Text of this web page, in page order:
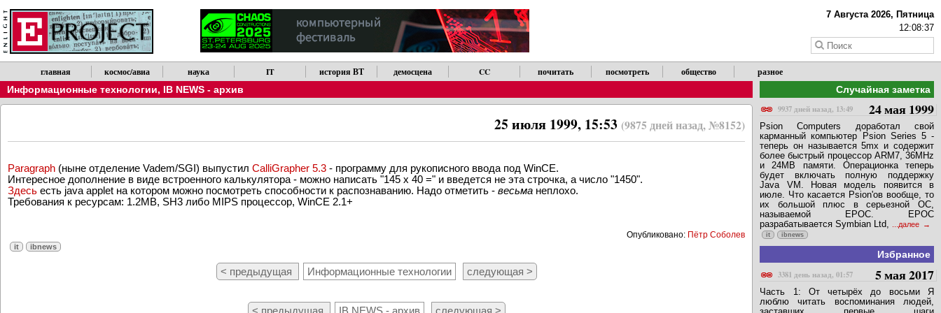
Обратите внимание, что новости можно получать по RSS.
7 Августа 2026, Пятница
12:08:38
главная космос/авиа наука IT история ВТ демосцена CC почитать посмотреть общество разное
Информационные технологии,IB NEWS - архив
25 июля 1999, 15:53 (9875 дней назад, №8152)
Paragraph(ныне отделение Vadem/SGI) выпустилCalliGrapher 5.3- программу для рукописного ввода под WinCE.
Интересное дополнение в виде встроенного калькулятора - можно написать "145 x 40 =" и введется не эта строчка, а число "1450".
Здесьесть java applet на котором можно посмотреть способности к распознаванию. Надо отметить -
Требования к ресурсам: 1.2MB, SH3 либо MIPS процессор, WinCE 2.1+
< предыдущая Информационные технологии следующая >
Случайная заметка
24 мая 1999
Psion Computers доработал свой
карманный компьютер Psion Series 5 -
теперь он называется 5mx и содержит
более быстрый процессор ARM7, 36MHz
и 24MB памяти. Операционка теперь
будет включать полную поддержку
Java VM. Новая модель появится в
июле. Что касается Psion'ов вообще, то
их большой плюс в серьезной ОС,
называемой EPOC. EPOC
разрабатывается Symbian Ltd,
it ibnews
Избранное
5 мая 2017
Часть 1: От четырёх до восьми Я